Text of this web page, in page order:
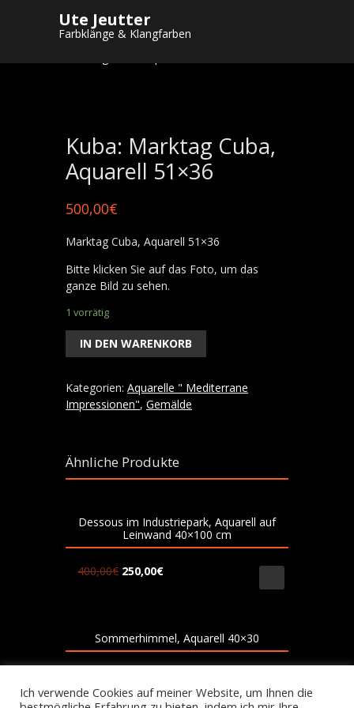
Ute Jeutter
Farbklänge & Klangfarben
Startseite/Shop
Mediterrane Impressionen"
Kuba: Marktag Cuba,
Aquarell 51×36
500,00€
Marktag Cuba, Aquarell 51×36
Bitte klicken Sie auf das Foto, um das
ganze Bild zu sehen.
1 vorrätig
IN DEN WARENKORB
Kategorien: Aquarelle " Mediterrane
Impressionen", Gemälde
Ähnliche Produkte
Dessous im Industriepark, Aquarell auf
Leinwand 40×100 cm
400,00€ 250,00€
Sommerhimmel, Aquarell 40×30
Ich verwende Cookies auf meiner Website, um Ihnen die